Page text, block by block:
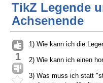
TikZ Legende
Achsenende
1
1) Wie kann ich die
2) Wie kann ich einen
3) Was muss ich statt